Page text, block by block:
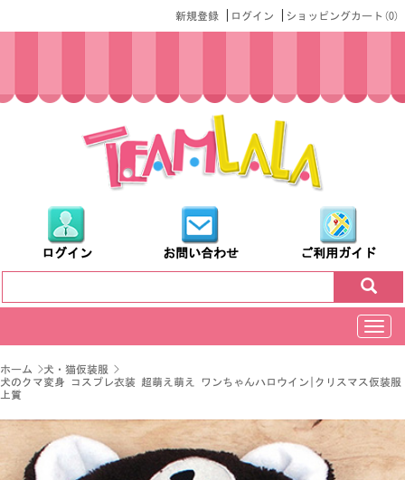
ショッピングカート(0)
ログイン
新規登録
ログイン お問い合わせ ご利用ガイド
切
换
航
ホーム >犬・猫仮装服 >
犬のクマ変身 コスプレ衣装 超萌え萌え ワンちゃんハロウイン|クリスマス仮装服
上質